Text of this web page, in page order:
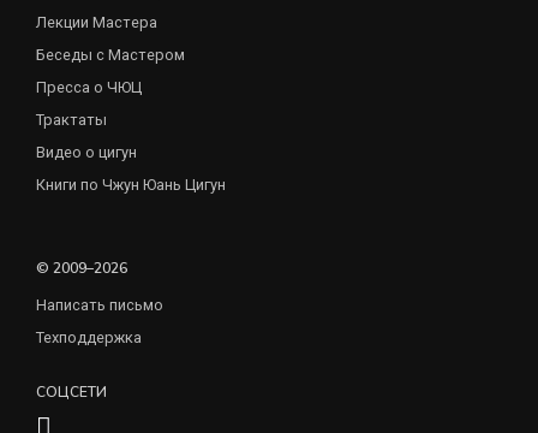
Лекции Мастера
Беседы с Мастером
Пресса о ЧЮЦ
Трактаты
Видео о цигун
Книги по Чжун Юань Цигун
© 2009–2026
Написать письмо
Техподдержка
СОЦСЕТИ